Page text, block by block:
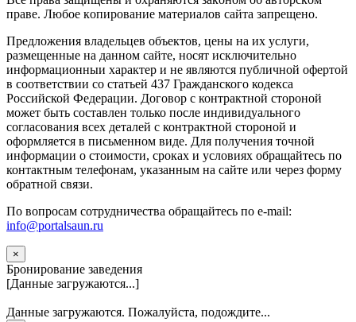
прaве. Любoe кoпиpoвaниe мaтepиaлов caйтa зaпpeщeнo.
Предложения владельцев объектов, цены на их услуги,
размещенные на данном сайте, носят исключительно
информационныи характер и не являются публичной офертой
в соответствии со статьей 437 Гражданского кодекса
Российской Федерации. Договор с контрактной стороной
может быть составлен только после индивидуального
согласования всех деталей с контрактной стороной и
оформляется в письменном виде. Для получения точной
информации о стоимости, сроках и условиях обращайтесь по
контактным телефонам, указанным на сайте или через форму
обратной связи.
По вопросам сотрудничества обращайтесь по e-mail:
info@portalsaun.ru
×
Бронирование заведения
[Данные загружаются...]
Данные загружаются. Пожалуйста, подождите...